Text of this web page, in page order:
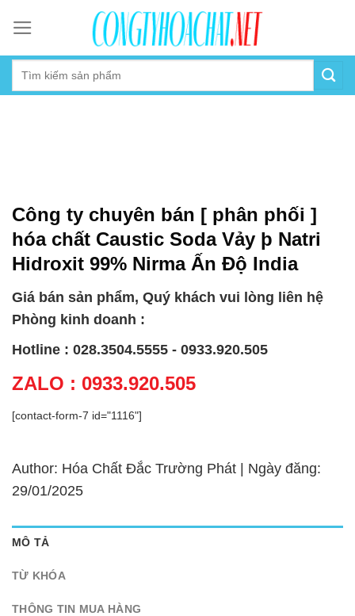
content
Công ty chuyên bán [ phân phối ]
hóa chất Caustic Soda Vảy þ Natri
Hidroxit 99% Nirma Ấn Độ India
Giá bán sản phẩm, Quý khách vui lòng liên hệ
Phòng kinh doanh :
Hotline : 028.3504.5555 - 0933.920.505
ZALO : 0933.920.505
[contact-form-7 id="1116"]
Author: Hóa Chất Đắc Trường Phát | Ngày đăng:
29/01/2025
MÔ TẢ
TỪ KHÓA
THÔNG TIN MUA HÀNG